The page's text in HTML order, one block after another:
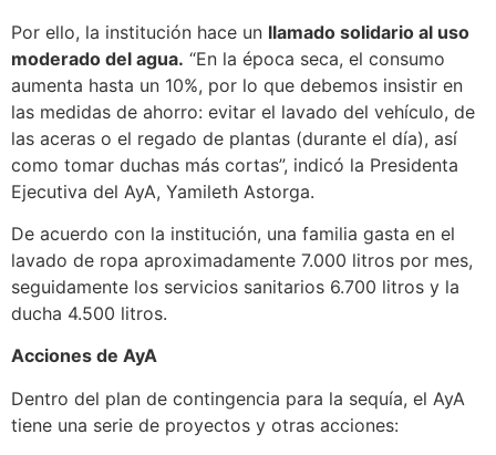
Por ello, la institución hace un llamado solidario al uso
moderado del agua. “En la época seca, el consumo
aumenta hasta un 10%, por lo que debemos insistir en
las medidas de ahorro: evitar el lavado del vehículo, de
las aceras o el regado de plantas (durante el día), así
como tomar duchas más cortas”, indicó la Presidenta
Ejecutiva del AyA, Yamileth Astorga.
De acuerdo con la institución, una familia gasta en el
lavado de ropa aproximadamente 7.000 litros por mes,
seguidamente los servicios sanitarios 6.700 litros y la
ducha 4.500 litros.
Acciones de AyA
Dentro del plan de contingencia para la sequía, el AyA
tiene una serie de proyectos y otras acciones: